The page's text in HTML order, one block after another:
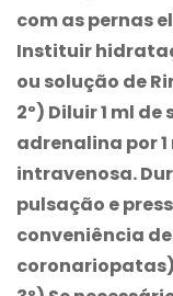
com as pernas
Instituir
ou solução de
2º) Diluir 1 ml
adrenalina por
intravenosa.
pulsação e
conveniência